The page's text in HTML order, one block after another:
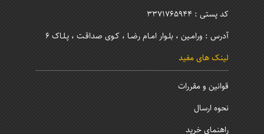
کد پستی : 3371765944
آدرس : ورامـین ، بلـوار امـام رضـا ، کـوی صداقـت ، پـلـاک 6
لینک های مفید
قوانین و مقررات
نحوه ارسال
راهنمای خرید